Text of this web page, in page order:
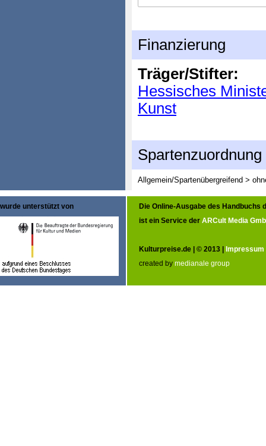
Finanzierung
Träger/Stifter:
Hessisches
Kunst
Spartenzuordnung
Allgemein/Spartenübergreifend >
wurde unterstützt von
Die Online-Ausgabe des Handbuchs
ist ein Service der ARCult Media
Kulturpreise.de | © 2013 | Impressum
created by medianale group